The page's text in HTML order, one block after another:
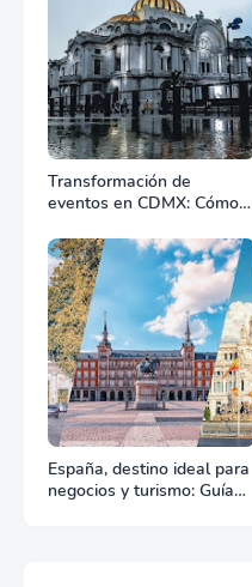
Transformación de
eventos en CDMX: Cómo
equipos define el éxito de
tu celebración
España, destino ideal para
negocios y turismo: Guía